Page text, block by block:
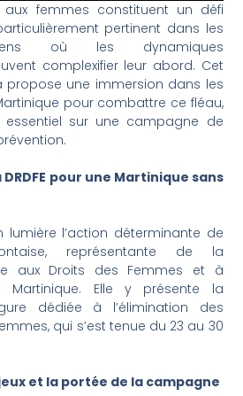
aux femmes constituent un défi
pertinent dans les
où les dynamiques
complexifier leur abord. Cet
propose une immersion dans les
pour combattre ce fléau,
sur une campagne de
pour une Martinique sans
lumière l’action déterminante de
représentante de la
aux Droits des Femmes et à
Martinique. Elle y présente la
dédiée à l’élimination des
qui s’est tenue du 23 au 30
et la portée de la campagne